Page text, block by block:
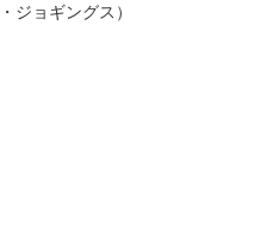
ジョギングス）